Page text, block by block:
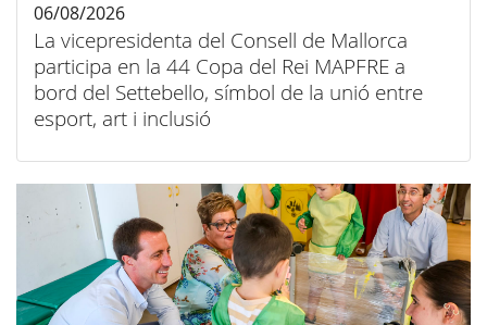
La vicepresidenta del Consell de Mallorca
participa en la 44 Copa del Rei MAPFRE a
bord del Settebello, símbol de la unió entre
esport, art i inclusió
06/08/2026